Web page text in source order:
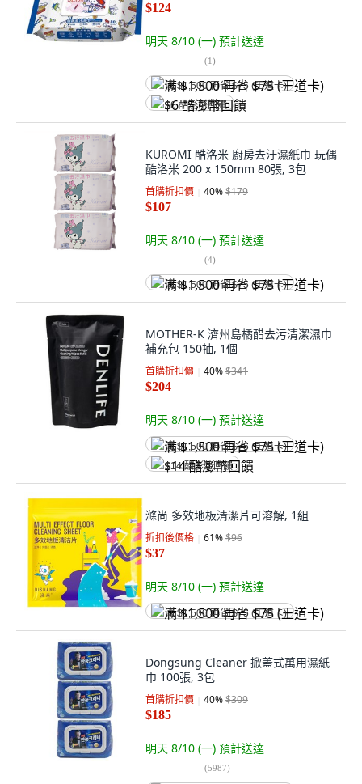
$124
明天 8/10 (一) 預計送達
(1)
满 $1,500 再省 $75 (王道卡)
$6 酷澎幣回饋
KUROMI 酷洛米 廚房去汙濕紙巾 玩偶
酷洛米 200 x 150mm 80張, 3包
首購折扣價 40%$179
$107
明天 8/10 (一) 預計送達
(4)
满 $1,500 再省 $75 (王道卡)
MOTHER-K 濟州島橘醋去污清潔濕巾
補充包 150抽, 1個
首購折扣價 40%$341
$204
明天 8/10 (一) 預計送達
满 $1,500 再省 $75 (王道卡)
$14 酷澎幣回饋
滌尚 多效地板清潔片可溶解, 1組
折扣後價格 61%$96
$37
明天 8/10 (一) 預計送達
满 $1,500 再省 $75 (王道卡)
Dongsung Cleaner 掀蓋式萬用濕紙
巾 100張, 3包
首購折扣價 40%$309
$185
明天 8/10 (一) 預計送達
(5987)